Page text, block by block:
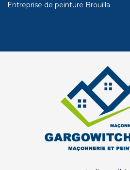
Entreprise de peinture Brouilla